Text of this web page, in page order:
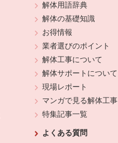
解体用語辞典
解体の基礎知識
お得情報
業者選びのポイント
解体工事について
解体サポートについて
現場レポート
マンガで見る解体工事
特集記事一覧
よくある質問